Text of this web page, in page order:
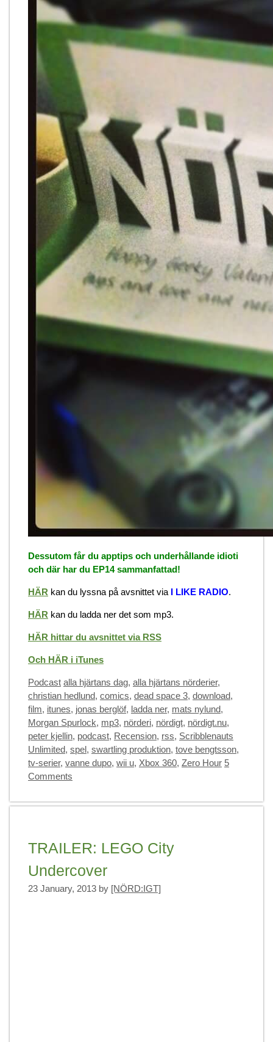
Dessutom får du apptips och underhållande idioti
och där har du EP14 sammanfattad!
HÄR kan du lyssna på avsnittet via I LIKE RADIO.
HÄR kan du ladda ner det som mp3.
HÄR hittar du avsnittet via RSS
Och HÄR i iTunes
Categories
Podcast Tags
alla hjärtans dag, alla hjärtans nörderier,
christian hedlund, comics, dead space 3, download,
film, itunes, jonas berglöf, ladda ner, mats nylund,
Morgan Spurlock, mp3, nörderi, nördigt, nördigt.nu,
peter kjellin, podcast, Recension, rss, Scribblenauts
Unlimited, spel, swartling produktion, tove bengtsson,
tv-serier, vanne dupo, wii u, Xbox 360, Zero Hour 5
Comments
TRAILER: LEGO City
Undercover
23 January, 2013 by [NÖRD:IGT]